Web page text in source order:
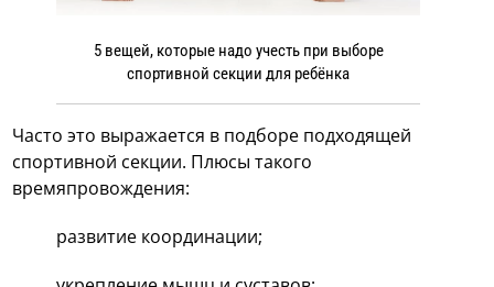
5 вещей, которые надо учесть при выборе
спортивной секции для ребёнка
Часто это выражается в подборе подходящей
спортивной секции. Плюсы такого
времяпровождения:
развитие координации;